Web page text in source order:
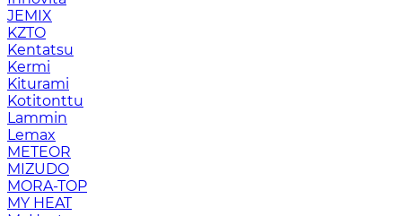
JEMIX
KZTO
Kentatsu
Kermi
Kiturami
Kotitonttu
Lammin
Lemax
METEOR
MIZUDO
MORA-TOP
MY HEAT